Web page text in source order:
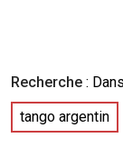
Recherche :
tango argentin